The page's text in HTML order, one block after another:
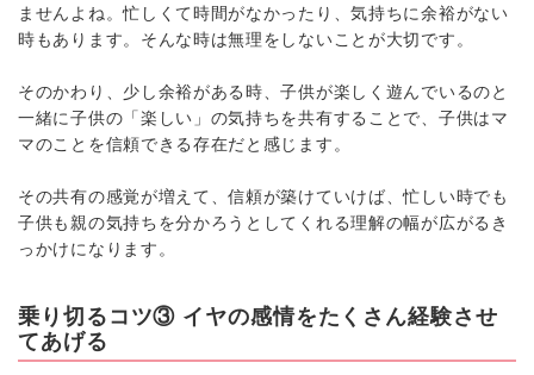
ませんよね。忙しくて時間がなかったり、気持ちに余裕がない
時もあります。そんな時は無理をしないことが大切です。
そのかわり、少し余裕がある時、子供が楽しく遊んでいるのと
一緒に子供の「楽しい」の気持ちを共有することで、子供はマ
マのことを信頼できる存在だと感じます。
その共有の感覚が増えて、信頼が築けていけば、忙しい時でも
子供も親の気持ちを分かろうとしてくれる理解の幅が広がるき
っかけになります。
乗り切るコツ③ イヤの感情をたくさん経験させ
てあげる